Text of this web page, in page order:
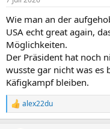
e
:
Wie man an der
USA echt great again,
Möglichkeiten.
Der Präsident hat noch
wusste gar nicht was es
Käfigkampf bleiben.
R
e
alex22du